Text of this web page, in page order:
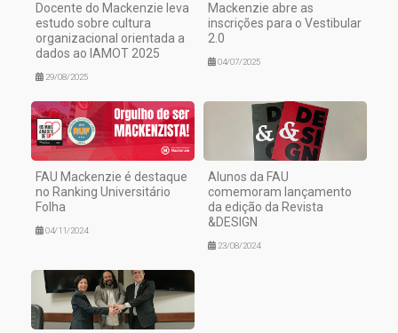
Docente do Mackenzie leva
estudo sobre cultura
organizacional orientada a
dados ao IAMOT 2025
29/08/2025
Mackenzie abre as
inscrições para o Vestibular
2.0
04/07/2025
FAU Mackenzie é destaque
no Ranking Universitário
Folha
04/11/2024
Alunos da FAU
comemoram lançamento
da edição da Revista
&DESIGN
23/08/2024